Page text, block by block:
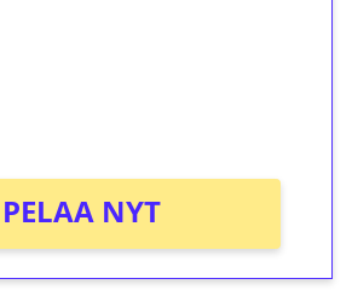
PELAA NYT